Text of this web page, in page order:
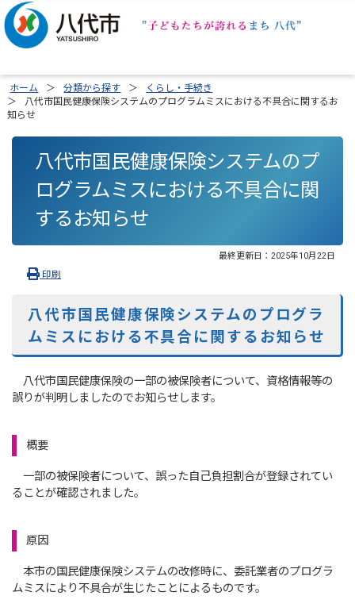
ホーム 分類から探す
くらし・手続き
八代市国民健康保険システムのプログラムミスにおける不具合に関するお
知らせ
八代市国民健康保険システムのプ
ログラムミスにおける不具合に関
するお知らせ
最終更新日： 2025年10月22日
印刷
八代市国民健康保険システムのプログラ
ムミスにおける不具合に関するお知らせ
八代市国民健康保険の一部の被保険者について、資格情報等の
誤りが判明しましたのでお知らせします。
概要
一部の被保険者について、誤った自己負担割合が登録されてい
ることが確認されました。
原因
本市の国民健康保険システムの改修時に、委託業者のプログラ
ムミスにより不具合が生じたことによるものです。